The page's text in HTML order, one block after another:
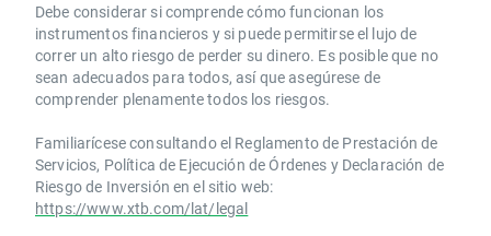
Debe considerar si comprende cómo funcionan los
instrumentos financieros y si puede permitirse el lujo de
correr un alto riesgo de perder su dinero. Es posible que no
sean adecuados para todos, así que asegúrese de
comprender plenamente todos los riesgos.
Familiarícese consultando el Reglamento de Prestación de
Servicios, Política de Ejecución de Órdenes y Declaración de
Riesgo de Inversión en el sitio web:
https://www.xtb.com/lat/legal